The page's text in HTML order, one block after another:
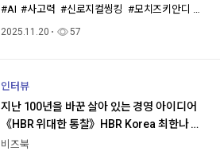
#AI #사고력 #신로지컬씽킹 #모치즈키안디 #질
2025.11.20 57
인터뷰
지난 100년을 바꾼 살아 있는 경영 아이디어
《HBR 위대한 통찰》HBR Korea 최한나 편
집장 인터뷰
비즈북